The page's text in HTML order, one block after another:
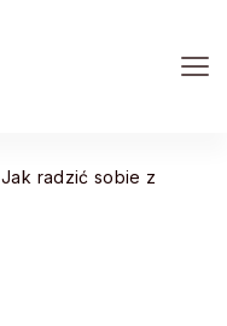
Jak radzić sobie z